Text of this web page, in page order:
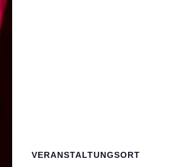
VERANSTALTUNGSORT